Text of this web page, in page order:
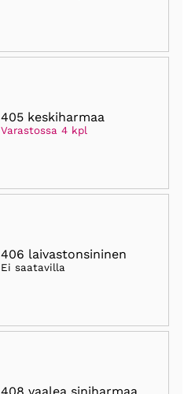
405 keskiharmaa
Varastossa 4 kpl
406 laivastonsininen
Ei saatavilla